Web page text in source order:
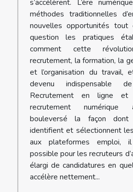
s’accélèrent. L’ère
méthodes traditionnelles
nouvelles opportunités
question les pratiques
comment cette
recrutement, la formation, la
et l’organisation du travail,
devenu indispensable
Recrutement en ligne et
recrutement numérique
bouleversé la façon dont
identifient et sélectionnent
aux plateformes emploi,
possible pour les recruteurs
élargi de candidatures en
accélère nettement...